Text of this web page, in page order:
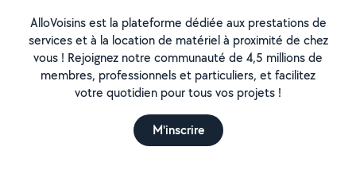
AlloVoisins est la plateforme dédiée aux prestations de
services et à la location de matériel à proximité de chez
vous ! Rejoignez notre communauté de 4,5 millions de
membres, professionnels et particuliers, et facilitez
votre quotidien pour tous vos projets !
M'inscrire